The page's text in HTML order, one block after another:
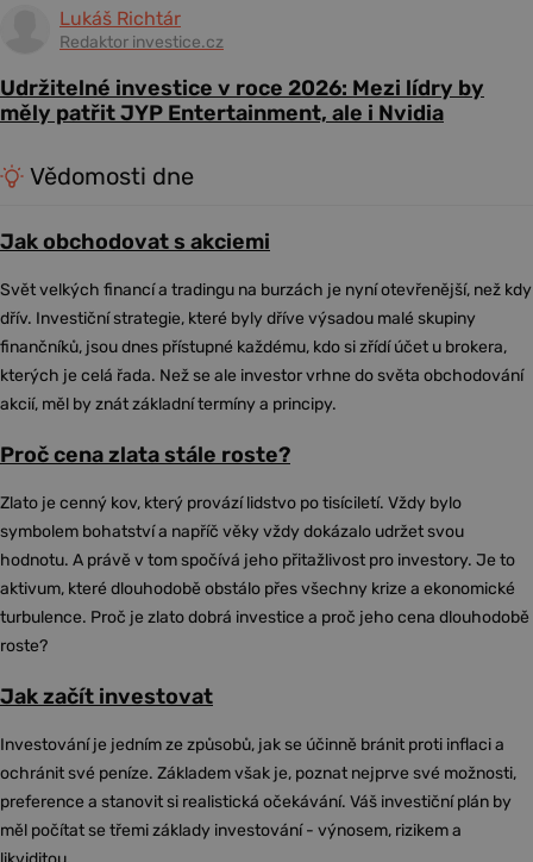
Lukáš Richtár
Redaktor investice.cz
Udržitelné investice v roce 2026: Mezi lídry by
měly patřit JYP Entertainment, ale i Nvidia
Vědomosti dne
Jak obchodovat s akciemi
Svět velkých financí a tradingu na burzách je nyní otevřenější, než kdy
dřív. Investiční strategie, které byly dříve výsadou malé skupiny
finančníků, jsou dnes přístupné každému, kdo si zřídí účet u brokera,
kterých je celá řada. Než se ale investor vrhne do světa obchodování
akcií, měl by znát základní termíny a principy.
Proč cena zlata stále roste?
Zlato je cenný kov, který provází lidstvo po tisíciletí. Vždy bylo
symbolem bohatství a napříč věky vždy dokázalo udržet svou
hodnotu. A právě v tom spočívá jeho přitažlivost pro investory. Je to
aktivum, které dlouhodobě obstálo přes všechny krize a ekonomické
turbulence. Proč je zlato dobrá investice a proč jeho cena dlouhodobě
roste?
Jak začít investovat
Investování je jedním ze způsobů, jak se účinně bránit proti inflaci a
ochránit své peníze. Základem však je, poznat nejprve své možnosti,
preference a stanovit si realistická očekávání. Váš investiční plán by
měl počítat se třemi základy investování - výnosem, rizikem a